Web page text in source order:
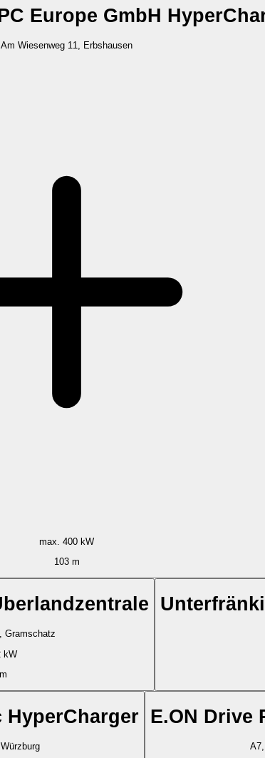
Europe GmbH
Am Wiesenweg 11, Erbshausen
max. 400 kW
103 m
Gramschatz
kW
HyperCharger E.ON Drive